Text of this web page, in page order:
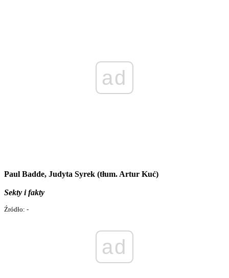
ad
Paul Badde, Judyta Syrek (tłum. Artur Kuć)
Sekty i fakty
Źródło: -
ad